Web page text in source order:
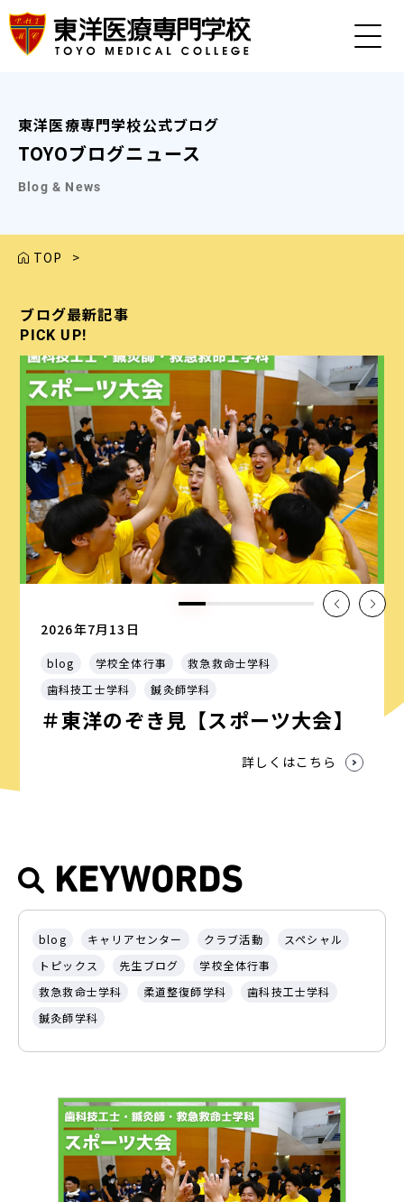
東洋医療専門学校公式ブログ
TOYOブログニュース
Blog & News
TOP >
ブログ最新記事
PICK UP!
2026年7月13日
blog 学校全体行事
救急救命士学科
歯科技工士学科
鍼灸師学科
＃東洋のぞき見【スポーツ大会】
詳しくはこちら
ブログ最新記事
PICK UP!
ブログ最新記事
PICK UP!
ブログ最新記事
PICK UP!
ブログ最新記事
PICK UP!
KEYWORDS
blog キャリアセンター クラブ活動
スペシャル
トピックス
先生ブログ
学校全体行事
救急救命士学科
柔道整復師学科
歯科技工士学科
鍼灸師学科